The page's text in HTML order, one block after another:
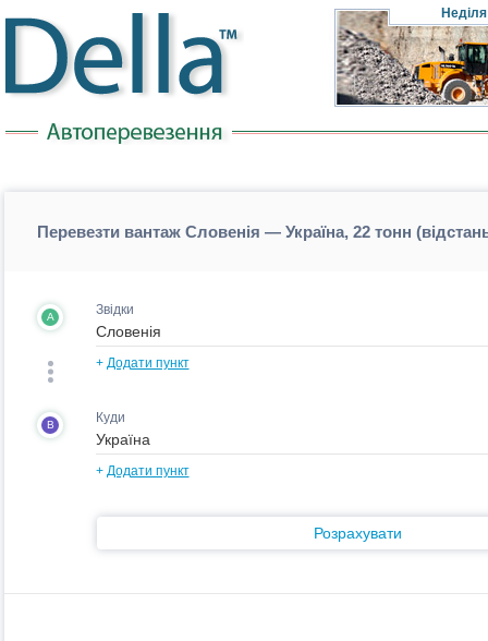
Неділя
Перевезти вантаж Словенія — Україна, 22 тонн
A Звідки
+ Додати пункт
B Куди
+ Додати пункт
Розрахувати